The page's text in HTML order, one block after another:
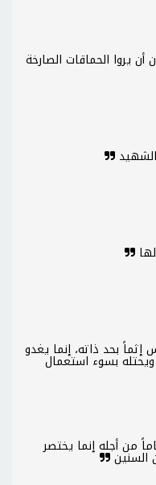
يروا الحماقات الصارخة
بحد ذاته، إنما يغدو
بسوء استعمال
من أجله إنما يختصر
السنين